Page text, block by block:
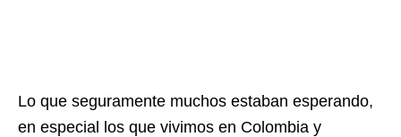
Lo que seguramente muchos estaban esperando,
en especial los que vivimos en Colombia y